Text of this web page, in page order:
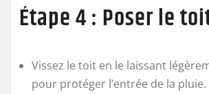
Étape 4 : Poser le
Vissez le toit en le laissant
pour protéger l’entrée de la pluie.